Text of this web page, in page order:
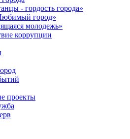
- гордость города»
город»
молодежь»
коррупции
проекты